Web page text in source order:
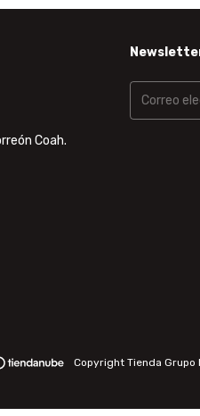
Coah.
Copyright Tienda